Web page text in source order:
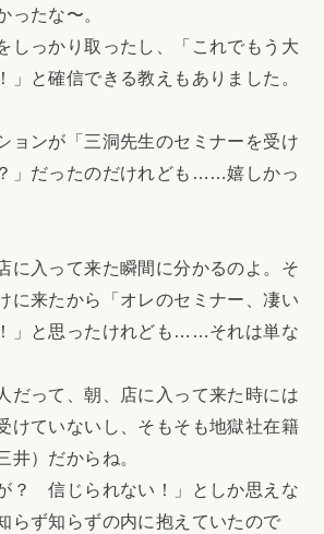
たな〜。
しっかり取ったし、「これでもう大
」と確信できる教えもありました。
ョンが「三洞先生のセミナーを受け
」だったのだけれども……嬉しかっ
に入って来た瞬間に分かるのよ。そ
に来たから「オレのセミナー、凄い
」と思ったけれども……それは単な
だって、朝、店に入って来た時には
けていないし、そもそも地獄社在籍
井）だからね。
？ 信じられない！」としか思えな
らず知らずの内に抱えていたので